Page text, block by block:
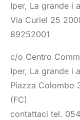
Iper, La grande i
Via Curiel 25
89252001
c/o Centro
Iper, La grande i
Piazza Colombo
(FC)
contattaci tel.